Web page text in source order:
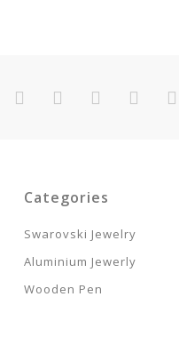
Categories
Swarovski Jewelry
Aluminium Jewerly
Wooden Pen